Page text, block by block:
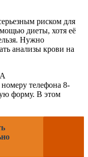
риском для
диеты, хотя её
Нужно
анализы крови на
телефона 8-
форму. В этом